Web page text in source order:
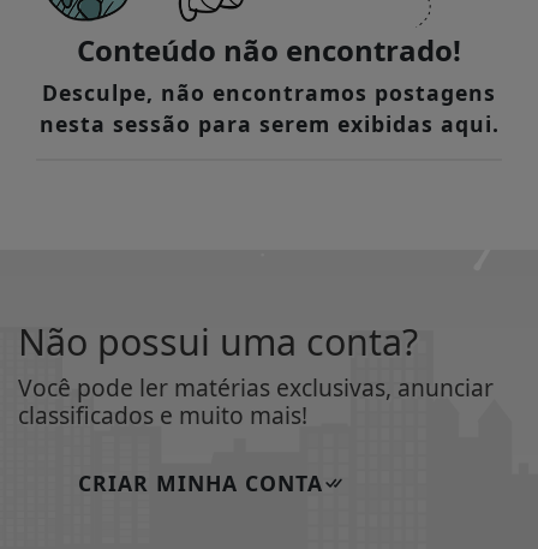
Conteúdo não encontrado!
Desculpe, não encontramos postagens
nesta sessão para serem exibidas aqui.
Não possui uma conta?
Você pode ler matérias exclusivas, anunciar
classificados e muito mais!
CRIAR MINHA CONTA